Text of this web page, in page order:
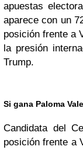
apuestas
aparece con un
posición frente a
la presión
Trump.
Si gana Paloma
Candidata del
posición frente a